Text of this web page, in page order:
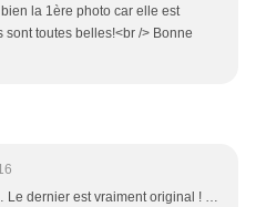
la 1ère photo car elle est
toutes belles!<br /> Bonne
Le dernier est vraiment original ! …